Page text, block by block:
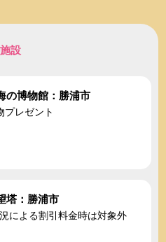
設
の博物館：勝浦市
プレゼント
塔：勝浦市
による割引料金時は対象外